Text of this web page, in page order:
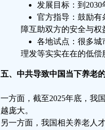
发展目标：到
官方指导：鼓励有
障互助双方的安全与权
各地试点：很多城
理发等实实在在的低偿
五、中共导致中国当下养老
一方面，截至2025年底，我
越庞大。
另一方面，我国相关养老人